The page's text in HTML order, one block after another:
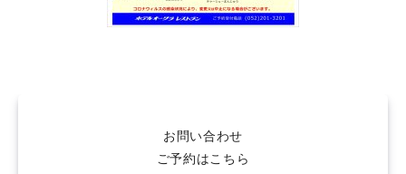
お問い合わせ
ご予約はこちら